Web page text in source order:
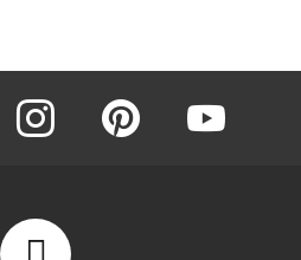
instagram pinterest youtube